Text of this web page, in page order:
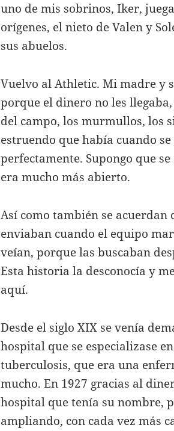
uno de mis sobrinos, Iker,
orígenes, el nieto de Valen y
sus abuelos.
Vuelvo al Athletic. Mi madre y
porque el dinero no les
del campo, los murmullos, los
estruendo que había cuando
perfectamente. Supongo que
era mucho más abierto.
Así como también se acuerdan
enviaban cuando el equipo
veían, porque las buscaban
Esta historia la desconocía y
aquí.
Desde el siglo XIX se venía
hospital que se especializase
tuberculosis, que era una
mucho. En 1927 gracias al
hospital que tenía su nombre,
ampliando, con cada vez más